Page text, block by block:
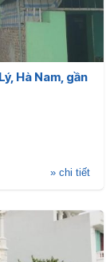
Hà Nam, gần
» chi tiết